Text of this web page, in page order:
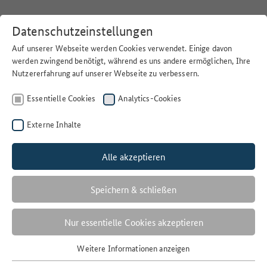
Filter
SÄUREBELASTUNGSRISIKO
1 Ergebnisse
Anzahl der Ergebnisse:
Datenschutzeinstellungen
Auf unserer Webseite werden Cookies verwendet. Einige davon
werden zwingend benötigt, während es uns andere ermöglichen, Ihre
Nutzererfahrung auf unserer Webseite zu verbessern.
Essentielle Cookies Analytics-Cookies
Externe Inhalte
Alle akzeptieren
Speichern & schließen
Nur essentielle Cookies akzeptieren
Essentielle Cookies
Weitere Informationen anzeigen